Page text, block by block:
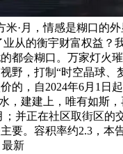
·月，情感是糊口的
从的衡宇财富权益
会糊口。万家灯火
，打制“时空晶球
，自2024年6月1
建建上，唯有如斯
并正在社区取街区的
要。容积率约2.3，
最新